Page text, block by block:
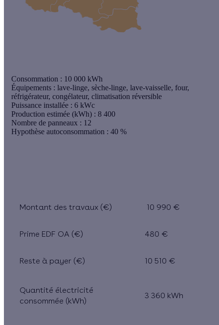
Consommation : 10 000 kWh
Équipements : lave-linge, sèche-linge, lave-vaisselle, four,
réfrigérateur, congélateur, climatisation réversible
Puissance installée : 6 kWc
Production estimée (kWh) : 8 400
Nombre de panneaux : 12
Hypothèse autoconsommation : 40 %
Montant des travaux (€) 10 990 €
Prime EDF OA (€) 480 €
Reste à payer (€) 10 510 €
Quantité électricité
consommée (kWh)
3 360 kWh